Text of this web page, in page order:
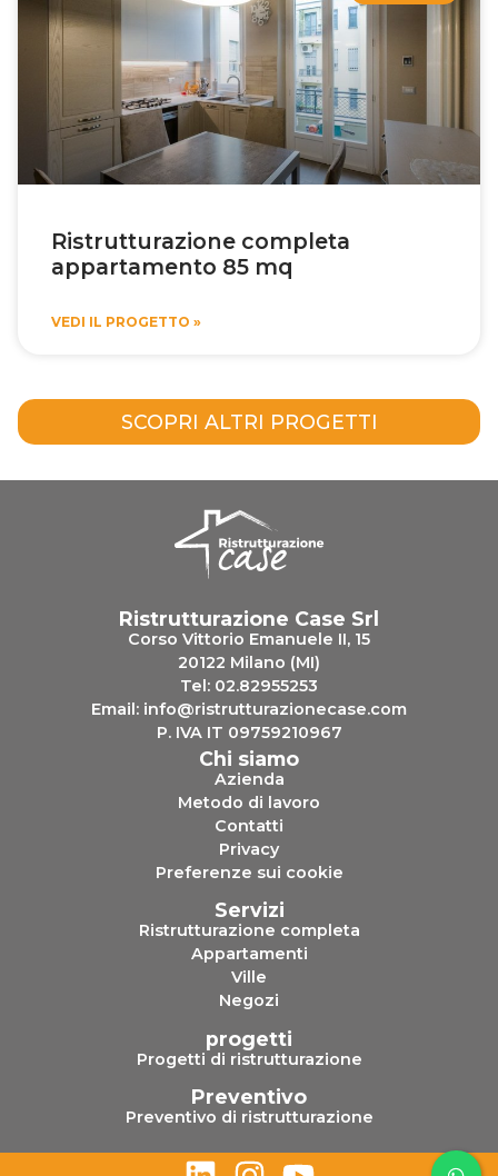
Ristrutturazione completa
appartamento 85 mq
VEDI IL PROGETTO »
SCOPRI ALTRI PROGETTI
Ristrutturazione Case Srl
Corso Vittorio Emanuele II, 15
20122 Milano (MI)
Tel: 02.82955253
Email: info@ristrutturazionecase.com
P. IVA IT 09759210967
Chi siamo
Azienda
Metodo di lavoro
Contatti
Privacy
Preferenze sui cookie
Servizi
Ristrutturazione completa
Appartamenti
Ville
Negozi
progetti
Progetti di ristrutturazione
Preventivo
Preventivo di ristrutturazione